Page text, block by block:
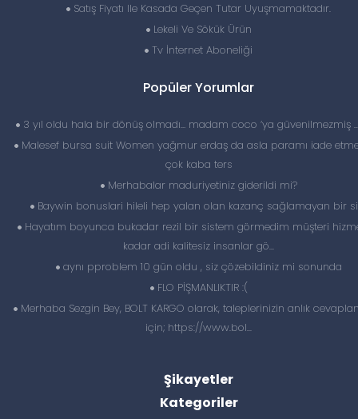
Satış Fiyatı Ile Kasada Geçen Tutar Uyuşmamaktadır.
Lekeli Ve Sökük Ürün
Tv İnternet Aboneliği
Popüler Yorumlar
3 yıl oldu hala bir dönüş olmadı… madam coco ‘ya güvenilmezmiş
Malesef bursa suit Women yağmur erdaş da asla paramı iade
çok kaba ters
Merhabalar maduriyetiniz giderildi mi?
Baywin bonuslari hileli hep yalan olan kazanç sağlamayan bir
Hayatım boyunca bukadar rezil bir sistem görmedim müşteri
kadar adi kalitesiz insanlar gö...
aynı pproblem 10 gün oldu , siz çözebildiniz mi sonunda
FLO PİŞMANLIKTIR :(
Merhaba Sezgin Bey, BOLT KARGO olarak, taleplerinizin anlık
için; https://www.bol...
Şikayetler
Kategoriler